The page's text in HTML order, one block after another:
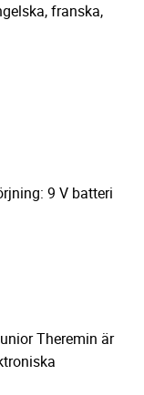
franska,
9 V batteri
Theremin är